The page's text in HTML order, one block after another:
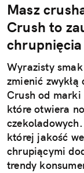
Masz
Crush to
chrupnięcia
Wyrazisty
zmienić zwykłą
Crush od
które otwiera
której jakość
chrupiącymi
trendy